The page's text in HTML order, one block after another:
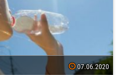
07.06.2020